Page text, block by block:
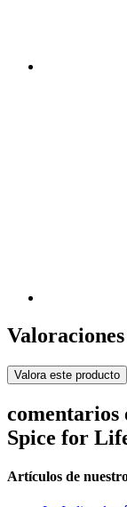
Valora este producto
comentarios
Spice for
Artículos de